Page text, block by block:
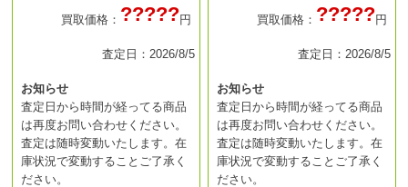
買取価格： ?????円
査定日：2026/8/5
お知らせ
査定日から時間が経ってる商品
は再度お問い合わせください。
査定は随時変動いたします。在
庫状況で変動することご了承く
ださい。
買取価格： ?????円
査定日：2026/8/5
お知らせ
査定日から時間が経ってる商品
は再度お問い合わせください。
査定は随時変動いたします。在
庫状況で変動することご了承く
ださい。